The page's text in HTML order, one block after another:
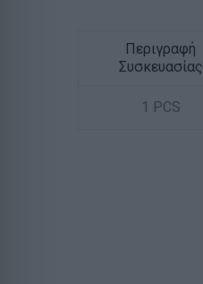
Περιγραφή
Συσκευασίας
1 PCS